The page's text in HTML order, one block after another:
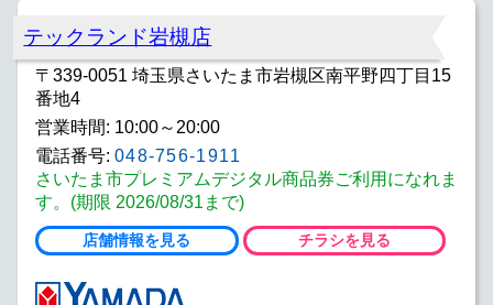
テックランド岩槻店
〒339-0051 埼玉県さいたま市岩槻区南平野四丁目15
番地4
営業時間: 10:00～20:00
電話番号: 048-756-1911
さいたま市プレミアムデジタル商品券ご利用になれま
す。(期限 2026/08/31まで)
店舗情報を見る チラシを見る